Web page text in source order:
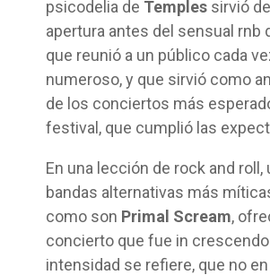
psicodelia de Templessirvió
apertura antes del sensual rnb
que reunió a un público cada
numeroso, y que sirvió como
de los conciertos más
festival, que cumplió las
En una lección de rock and roll,
bandas alternativas más
como son Primal Scream,
concierto que fue in
intensidad se refiere, que no